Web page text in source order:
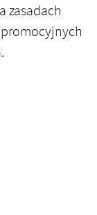
zasadach